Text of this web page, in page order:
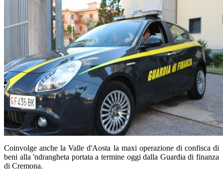
Coinvolge anche la Valle d'Aosta la maxi operazione di confisca di
beni alla 'ndrangheta portata a termine oggi dalla Guardia di finanza
di Cremona.